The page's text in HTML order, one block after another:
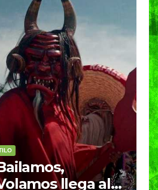
llega al